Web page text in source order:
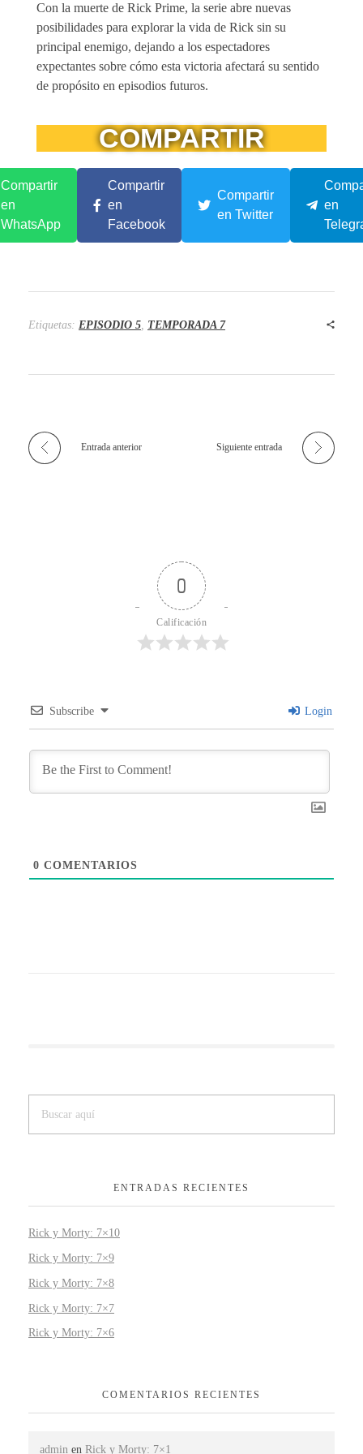
Con la muerte de Rick Prime, la serie abre nuevas
posibilidades para explorar la vida de Rick sin su
principal enemigo, dejando a los espectadores
expectantes sobre cómo esta victoria afectará su sentido
de propósito en episodios futuros​.
COMPARTIR
Compartir
en
WhatsApp
Compartir
en
Facebook
Compartir
en Twitter
en
Etiquetas: EPISODIO 5 TEMPORADA 7
Entrada anterior Siguiente entrada
0
Calificación
Subscribe Login
0 COMENTARIOS
ENTRADAS RECIENTES
Rick y Morty: 7×10
Rick y Morty: 7×9
Rick y Morty: 7×8
Rick y Morty: 7×7
Rick y Morty: 7×6
COMENTARIOS RECIENTES
admin en Rick y Morty: 7×1